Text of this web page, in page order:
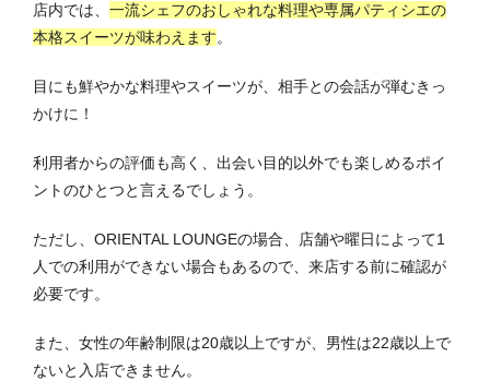
店内では、 一流シェフのおしゃれな料理や専属パティシエの
本格スイーツが味わえます。
目にも鮮やかな料理やスイーツが、相手との会話が弾むきっ
かけに！
利用者からの評価も高く、出会い目的以外でも楽しめるポイ
ントのひとつと言えるでしょう。
ただし、ORIENTAL LOUNGEの場合、店舗や曜日によって1
人での利用ができない場合もあるので、来店する前に確認が
必要です。
また、女性の年齢制限は20歳以上ですが、男性は22歳以上で
ないと入店できません。